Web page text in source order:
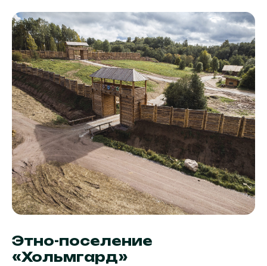
Этно-поселение
«Хольмгард»